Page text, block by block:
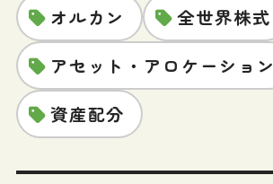
オルカン
全世界株式
アセット・アロケーション
資産配分